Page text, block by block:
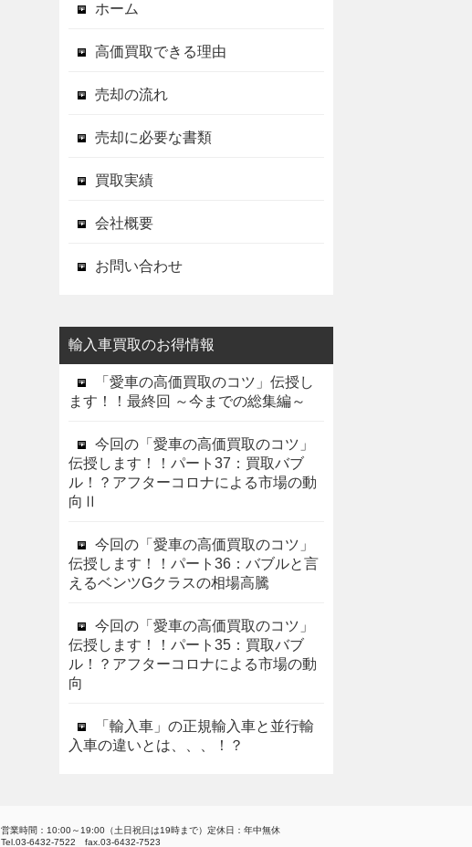
ホーム
高価買取できる理由
売却の流れ
売却に必要な書類
買取実績
会社概要
お問い合わせ
輸入車買取のお得情報
「愛車の高価買取のコツ」伝授し
ます！！最終回 ～今までの総集編～
今回の「愛車の高価買取のコツ」
伝授します！！パート37：買取バブ
ル！？アフターコロナによる市場の動
向Ⅱ
今回の「愛車の高価買取のコツ」
伝授します！！パート36：バブルと言
えるベンツGクラスの相場高騰
今回の「愛車の高価買取のコツ」
伝授します！！パート35：買取バブ
ル！？アフターコロナによる市場の動
向
「輸入車」の正規輸入車と並行輸
入車の違いとは、、、！？
営業時間：10:00～19:00（土日祝日は19時まで）定休日：年中無休
Tel.03-6432-7522 fax.03-6432-7523